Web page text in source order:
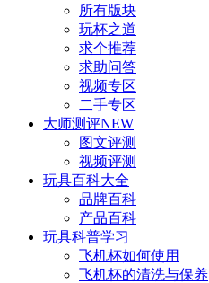
所有版块
玩杯之道
求个推荐
求助问答
视频专区
二手专区
大师测评NEW
图文评测
视频评测
玩具百科大全
品牌百科
产品百科
玩具科普学习
飞机杯如何使用
飞机杯的清洗与保养